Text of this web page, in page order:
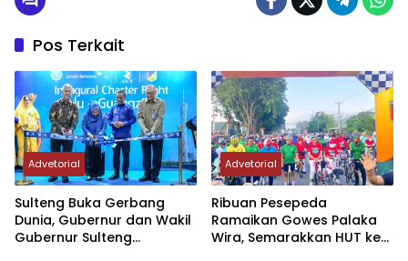
Pos Terkait
Advetorial
Sulteng Buka Gerbang
Dunia, Gubernur dan Wakil
Gubernur Sulteng
Advetorial
Ribuan Pesepeda
Ramaikan Gowes Palaka
Wira, Semarakkan HUT ke-1